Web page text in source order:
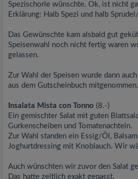
Spezischorle wünschte. Ok, ist nicht
Erklärung: Halb Spezi und halb
Das Gewünschte kam alsbald gut
Speisenwahl noch nicht fertig waren
gelassen.
Zur Wahl der Speisen wurde dann
aus dem Gutscheinbuch mitgenommen.
Insalata Mista con Tonno (8.-)
Ein gemischter Salat mit guten
Gurkenscheiben und Tomatenachteln.
Zur Wahl standen ein Essig/Öl,
Joghurtdressing mit Knoblauch. Wir
Auch wünschten wir zuvor den Salat
Das hatte zeitlich exakt gepasst.